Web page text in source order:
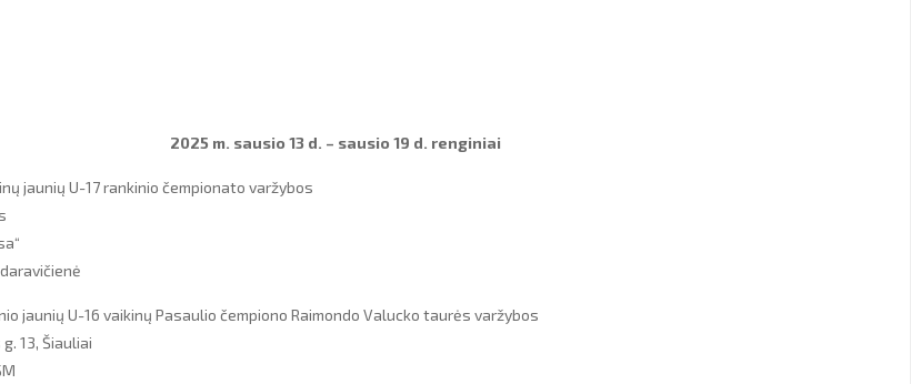
2025 m. sausio 13 d. – sausio 19 d. renginiai
jaunių U-17 rankinio čempionato varžybos
jaunių U-16 vaikinų Pasaulio čempiono Raimondo Valucko taurės varžybos
13, Šiauliai